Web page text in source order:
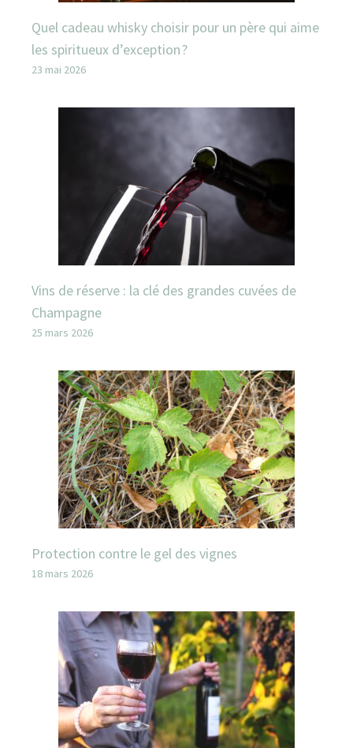
Quel cadeau whisky choisir pour un père qui aime
les spiritueux d’exception ?
23 mai 2026
Vins de réserve : la clé des grandes cuvées de
Champagne
25 mars 2026
Protection contre le gel des vignes
18 mars 2026